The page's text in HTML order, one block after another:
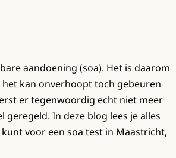
aandoening (soa). Het is daarom
kan onverhoopt toch gebeuren
er tegenwoordig echt niet meer
geregeld. In deze blog lees je alles
voor een soa test in Maastricht,